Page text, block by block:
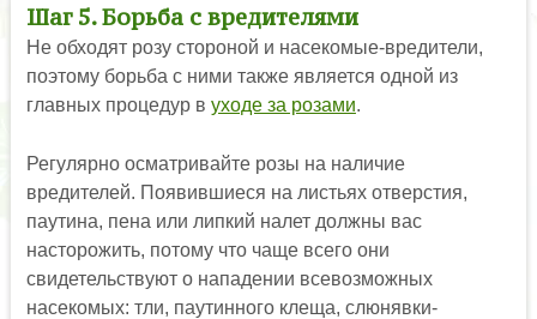
Шаг 5. Борьба с вредителями
Не обходят розу стороной и насекомые-вредители,
поэтому борьба с ними также является одной из
главных процедур в уходе за розами.
Регулярно осматривайте розы на наличие
вредителей. Появившиеся на листьях отверстия,
паутина, пена или липкий налет должны вас
насторожить, потому что чаще всего они
свидетельствуют о нападении всевозможных
насекомых: тли, паутинного клеща, слюнявки-